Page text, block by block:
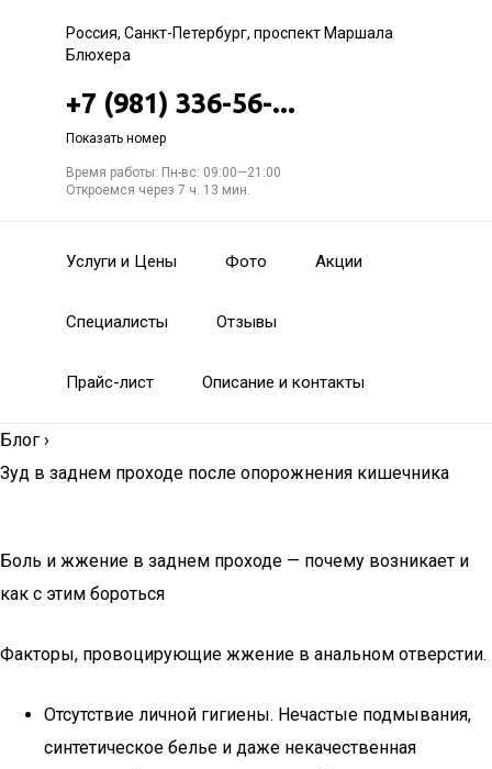
Россия, Санкт-Петербург, проспект Маршала
Блюхера
+7 (981) 336-56-...
Показать номер
Время работы: Пн-вс: 09:00—21:00
Откроемся через 7 ч. 13 мин.
Услуги и Цены Фото Акции
Специалисты Отзывы
Прайс-лист Описание и контакты
Блог ›
Зуд в заднем проходе после опорожнения кишечника
Боль и жжение в заднем проходе — почему возникает и
как с этим бороться
Факторы, провоцирующие жжение в анальном отверстии.
Отсутствие личной гигиены. Нечастые подмывания,
синтетическое белье и даже некачественная